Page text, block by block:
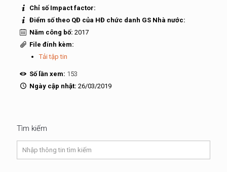
Chỉ số Impact factor:
Điểm số theo QĐ của HĐ chức danh GS Nhà nước:
Năm công bố: 2017
File đính kèm:
Tải tập tin
Số lần xem: 153
Ngày cập nhật: 26/03/2019
Tìm kiếm